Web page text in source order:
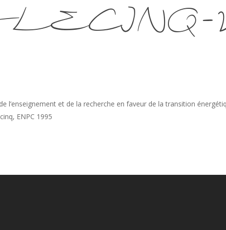
LECINQ-
l’enseignement et de la recherche en faveur de la transition
ENPC 1995